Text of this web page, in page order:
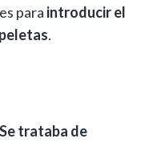
para introducir el
.
trataba de